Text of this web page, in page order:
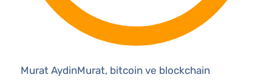
Murat AydinMurat, bitcoin ve blockchain